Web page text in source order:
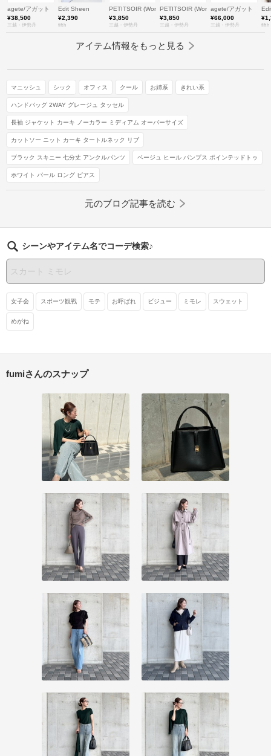
agete/アガット
¥38,500
三越・伊勢丹
Edit Sheen
¥2,390
fifth
PETITSOIR (Women)/プチソワール
¥3,850
三越・伊勢丹
PETITSOIR (Women)/プチソワール
¥3,850
三越・伊勢丹
agete/アガット
¥66,000
三越・伊勢丹 fifth
アイテム情報をもっと見る
マニッシュ シック オフィス クール お姉系 きれい系
ハンドバッグ 2WAY グレージュ タッセル
長袖 ジャケット カーキ ノーカラー ミディアム オーバーサイズ
カットソー ニット カーキ タートルネック リブ
ブラック スキニー 七分丈 アンクルパンツ ベージュ ヒール パンプス ポインテッドトゥ
ホワイト パール ロング ピアス
元のブログ記事を読む
シーンやアイテム名でコーデ検索♪
女子会 スポーツ観戦 モテ お呼ばれ ビジュー ミモレ スウェット
めがね
fumiさんのスナップ